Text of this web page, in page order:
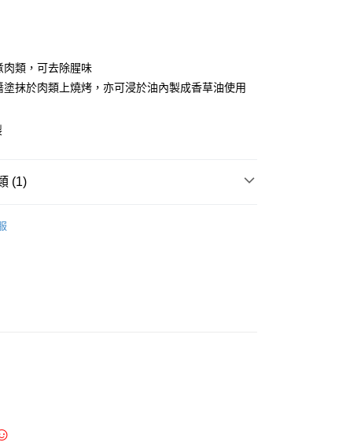
NT$699(含以上)免運費
貨
NT$699(含以上)免運費
肉類，可去除腥味
塗抹於肉類上燒烤，亦可浸於油內製成香草油使用
(1)